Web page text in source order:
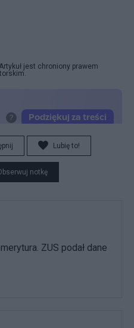
jest chroniony prawem
Lubię to!
notkę
ZUS podał dane